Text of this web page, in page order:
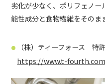
劣化が少なく、ポリフェノ
能性成分と食物繊維をそのま
（株）ティーフォース 特
https://www.t-